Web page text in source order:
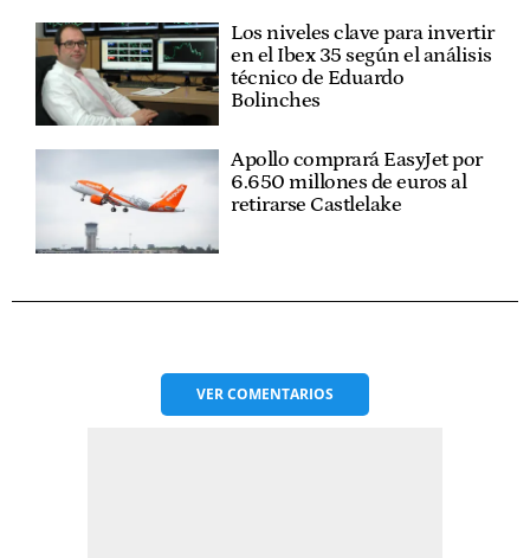
Los niveles clave para invertir
en el Ibex 35 según el análisis
técnico de Eduardo
Bolinches
Apollo comprará EasyJet por
6.650 millones de euros al
retirarse Castlelake
VERCOMENTARIOS